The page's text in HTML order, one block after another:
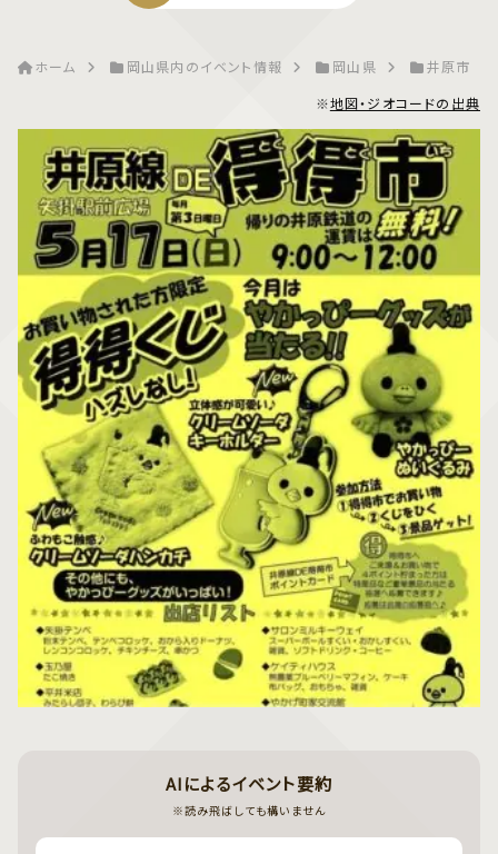
ホーム 岡山県内のイベント情報 岡山県
井原市
※地図・ジオコードの出典
AIによるイベント要約
※読み飛ばしても構いません